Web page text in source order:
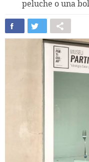
peluche o una